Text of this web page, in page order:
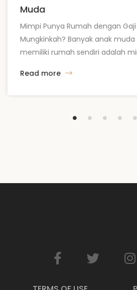
Muda
Mimpi Punya Rumah dengan
Mungkinkah? Banyak anak
memiliki rumah sendiri adalah
Faktanya, di tahun 2025, dengan
pada besarnya penghasilan, […]
Read more